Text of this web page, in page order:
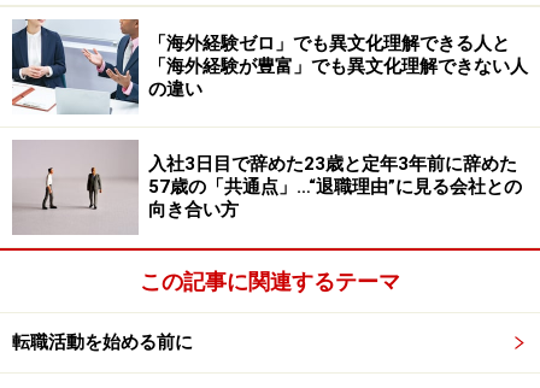
19：00 夕食
22：00 就寝
就農相談センターとは
農業をするために何から考えて良いかわからないといっ
た初心者の向けに、
■全国新規就農相談センターにおける説明会・相談会
http://www.nca.or.jp/Be-farmer/nounokoyou/
「海外経験ゼロ」でも異文化理解できる人と
「海外経験が豊富」でも異文化理解できない人
の違い
入社3日目で辞めた23歳と定年3年前に辞めた
57歳の「共通点」…“退職理由”に見る会社との
向き合い方
この記事に関連するテーマ
転職活動を始める前に